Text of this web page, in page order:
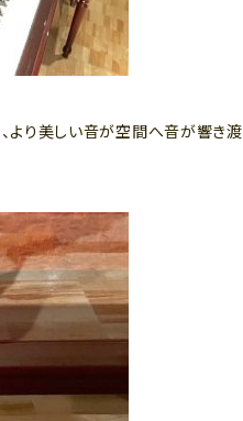
り美しい音が空間へ音が響き渡